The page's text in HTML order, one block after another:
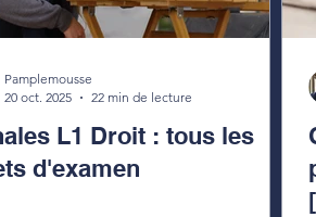
L1 Droit : tous les
d'examen
Pamplemousse
20 oct. 2025
22 min de lecture